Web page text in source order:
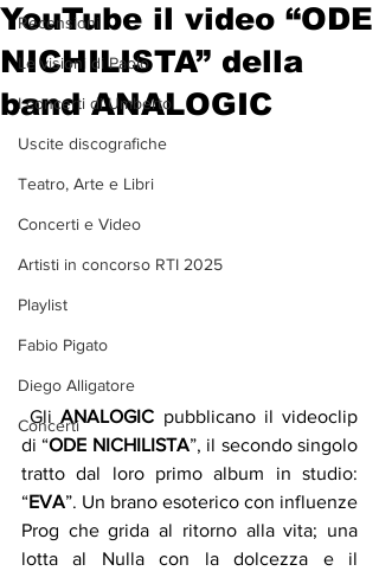
Recensioni
Le visioni di Paolo
I concerti di Umberto
Uscite discografiche
Teatro, Arte e Libri
Concerti e Video
Artisti in concorso RTI 2025
Playlist
Fabio Pigato
Diego Alligatore
Concerti
YouTube il video “ODE
NICHILISTA” della
band ANALOGIC
Gli ANALOGIC pubblicano il videoclip
di “ODE NICHILISTA”, il secondo singolo
tratto dal loro primo album in studio:
“EVA”. Un brano esoterico con influenze
Prog che grida al ritorno alla vita; una
lotta al Nulla con la dolcezza e il